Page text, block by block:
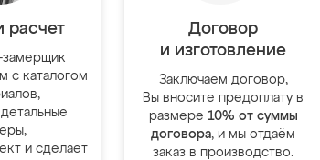
расчет
замерщик
с каталогом
и сделает
Договор
и изготовление
Заключаем договор,
Вы вносите предоплату в
размере 10% от суммы
договора, и мы отдаём
заказ в производство.